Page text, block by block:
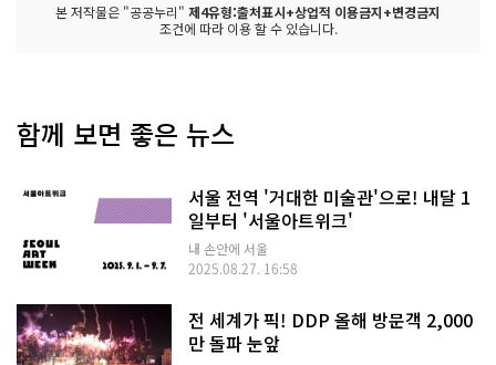
본 저작물은 "공공누리" 제4유형:출처표시+상업적 이용금지+변경금지
조건에 따라 이용 할 수 있습니다.
함께 보면 좋은 뉴스
서울 전역 '거대한 미술관'으로! 내달 1
일부터 '서울아트위크'
내 손안에 서울
2025.08.27. 16:58
전 세계가 픽! DDP 올해 방문객 2,000
만 돌파 눈앞